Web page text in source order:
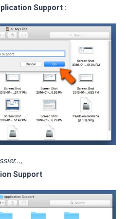
Support :
Support